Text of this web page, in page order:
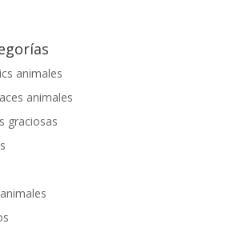
animales
animales
graciosas